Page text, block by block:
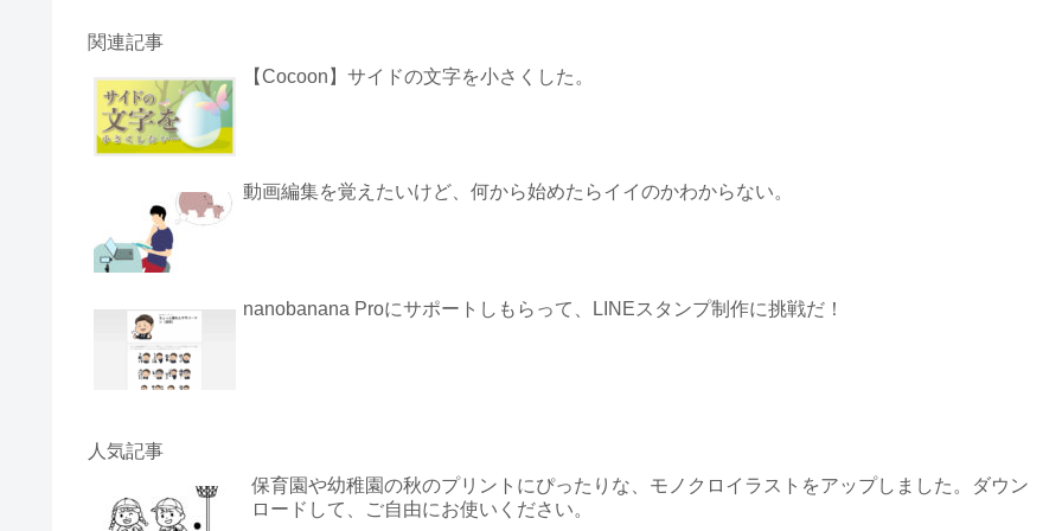
関連記事
【Cocoon】サイドの文字を小さくした。
動画編集を覚えたいけど、何から始めたらイイのかわからない。
nanobanana Proにサポートしもらって、LINEスタンプ制作に挑戦だ！
人気記事
保育園や幼稚園の秋のプリントにぴったりな、モノクロイラストをアップしました。ダウン
ロードして、ご自由にお使いください。